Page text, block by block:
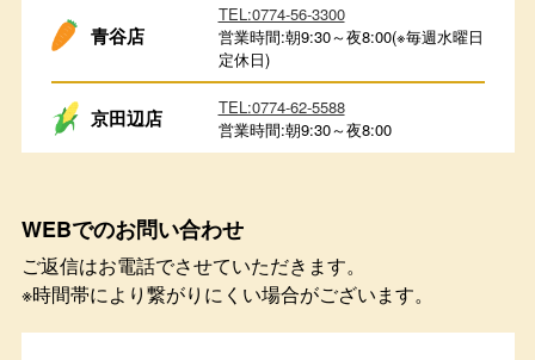
青谷店
TEL:0774-56-3300
営業時間:朝9:30～夜8:00(※毎週水曜日
定休日)
京田辺店
TEL:0774-62-5588
営業時間:朝9:30～夜8:00
WEBでのお問い合わせ
ご返信はお電話でさせていただきます。
※時間帯により繋がりにくい場合がございます。